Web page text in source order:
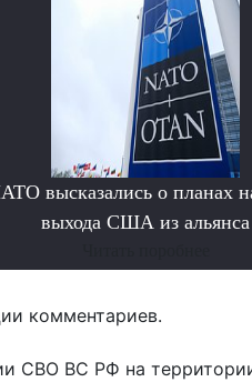
высказались о планах
выхода США из альянса
комментариев.
СВО ВС РФ на